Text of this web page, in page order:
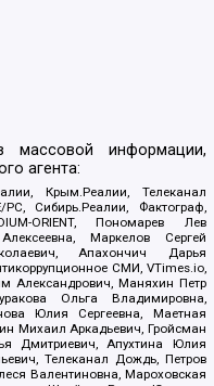
массовой информации,
агента:
Крым.Реалии, Телеканал
Сибирь.Реалии, Фактограф,
ORIENT, Пономарев Лев
Маркелов Сергей
Апахончич Дарья
СМИ, VTimes.io,
Александрович, Маняхин Петр
Ольга Владимировна,
Юлия Сергеевна, Маетная
Михаил Аркадьевич, Гройсман
Дмитриевич, Апухтина Юлия
Телеканал Дождь, Петров
Валентиновна, Мароховская